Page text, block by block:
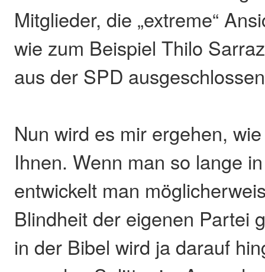
Mitglieder, die „extreme“
wie zum Beispiel Thilo
aus der SPD
Nun wird es mir ergehen,
Ihnen. Wenn man so lange
entwickelt man
Blindheit der eigenen Partei
in der Bibel wird ja darauf